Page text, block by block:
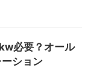
必要？オール
ション